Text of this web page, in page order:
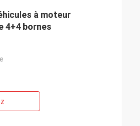
à moteur
4+4 bornes